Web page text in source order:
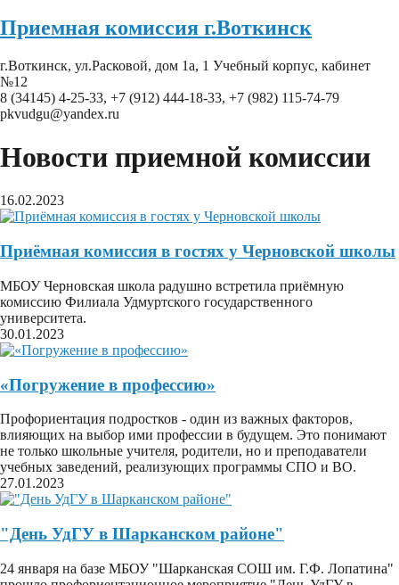
Приемная комиссия г.Воткинск
г.Воткинск, ул.Расковой, дом 1а, 1 Учебный корпус, кабинет
№12
8 (34145) 4-25-33, +7 (912) 444-18-33, +7 (982) 115-74-79
pkvudgu@yandex.ru
Новости приемной комиссии
16.02.2023
Приёмная комиссия в гостях у Черновской школы
МБОУ Черновская школа радушно встретила приёмную
комиссию Филиала Удмуртского государственного
университета.
30.01.2023
«Погружение в профессию»
Профориентация подростков - один из важных факторов,
влияющих на выбор ими профессии в будущем. Это понимают
не только школьные учителя, родители, но и преподаватели
учебных заведений, реализующих программы СПО и ВО.
27.01.2023
"День УдГУ в Шарканском районе"
24 января на базе МБОУ "Шарканская СОШ им. Г.Ф. Лопатина"